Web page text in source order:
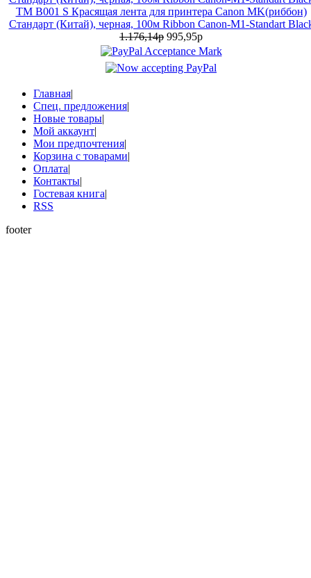
TM B001 S Красящая лента для принтера Canon MK(риббон)
Стандарт (Китай), черная, 100м Ribbon Canon-M1-Standart
1.176,14р 995,95р
Главная|
Спец. предложения|
Новые товары|
Мой аккаунт|
Мои предпочтения|
Корзина с товарами|
Оплата|
Контакты|
Гостевая книга|
RSS
footer